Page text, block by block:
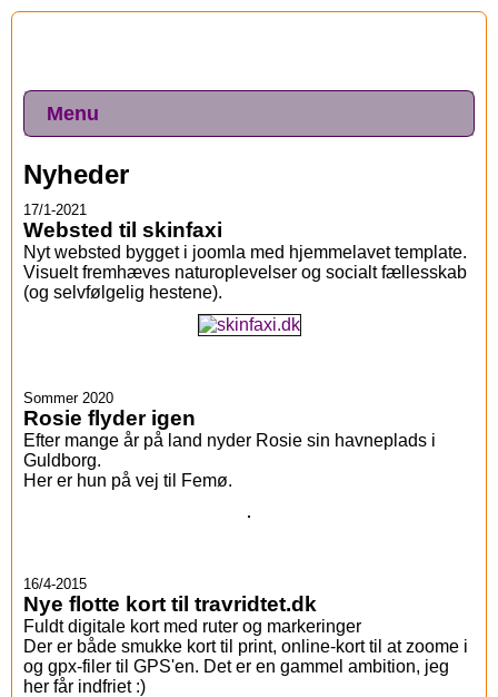
Menu
Nyheder
17/1-2021
Websted til skinfaxi
Nyt websted bygget i joomla med hjemmelavet template.
Visuelt fremhæves naturoplevelser og socialt fællesskab
(og selvfølgelig hestene).
Sommer 2020
Rosie flyder igen
Efter mange år på land nyder Rosie sin havneplads i
Guldborg.
Her er hun på vej til Femø.
16/4-2015
Nye flotte kort til travridtet.dk
Fuldt digitale kort med ruter og markeringer
Der er både smukke kort til print, online-kort til at zoome i
og gpx-filer til GPS'en. Det er en gammel ambition, jeg
her får indfriet :)